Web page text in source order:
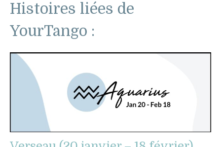
Histoires liées de
YourTango :